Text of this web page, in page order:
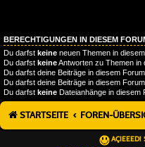
BERECHTIGUNGEN IN DIESEM
Du darfst keine neuen Themen in
Du darfst keineAntworten zu Themen in
Du darfst deine Beiträge in diesem Forum
Du darfst deine Beiträge in diesem Forum
Du darfst keine Dateianhänge in diesem
STARTSEITE FOREN-
AÇIEEED!